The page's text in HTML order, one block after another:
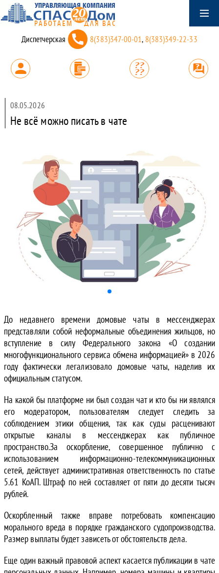
Диспетчерская 8(383)347-00-01, 8(383)349-22-33
08.05.2026
Не всё можно писать в чате
До недавнего времени домовые чаты в мессенджерах
представляли собой неформальные объединения жильцов, но
вступление в силу Федерального закона «О создании
многофункционального сервиса обмена информацией» в 2026
году фактически легализовало домовые чаты, наделив их
официальным статусом.
На какой бы платформе ни был создан чат и кто бы ни являлся
его модератором, пользователям следует следить за
соблюдением этики общения, так как суды расценивают
открытые каналы в мессенджерах как публичное
пространство.За оскорбление, совершенное публично с
использованием информационно-телекоммуникационных
сетей, действует административная ответственность по статье
5.61 КоАП. Штраф по ней составляет от пяти до десяти тысяч
рублей.
Оскорбленный также вправе потребовать компенсацию
морального вреда в порядке гражданского судопроизводства.
Размер выплаты будет зависеть от обстоятельств дела.
Еще один важный правовой аспект касается публикации в чате